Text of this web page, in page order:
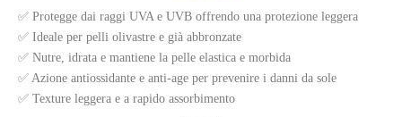
✅ Protegge dai raggi UVA e UVB offrendo una protezione leggera
✅ Ideale per pelli olivastre e già abbronzate
✅ Nutre, idrata e mantiene la pelle elastica e morbida
✅ Azione antiossidante e anti-age per prevenire i danni da sole
✅ Texture leggera e a rapido assorbimento